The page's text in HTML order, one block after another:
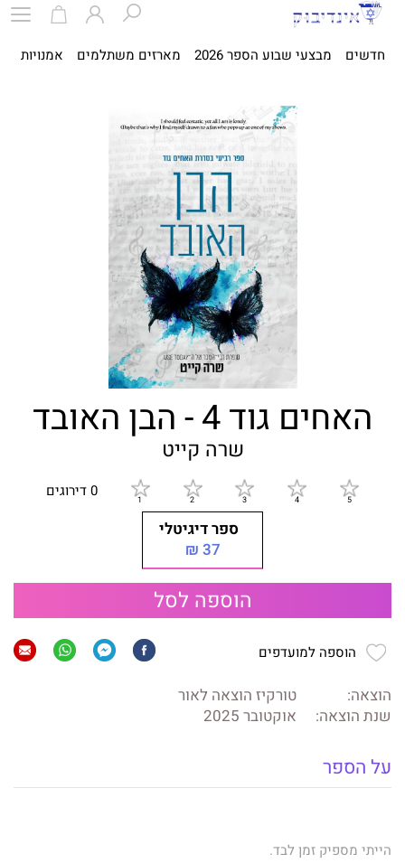
חדשים מבצעי שבוע הספר 2026 מארזים משתלמים אמנויות
האחים גוד 4 - הבן האובד
שרה קייט
0 דירוגים
ספר דיגיטלי
37 ₪
הוספה לסל
הוספה למועדפים
הוצאה:
טורקיז הוצאה לאור
שנת הוצאה:
אוקטובר 2025
על הספר
הייתי מספיק זמן לבד.